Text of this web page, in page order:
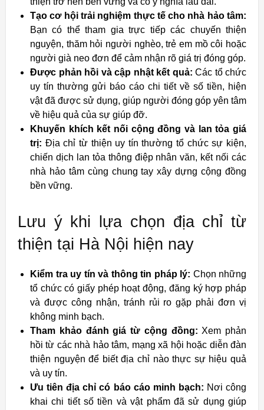
Tạo cơ hội trải nghiệm thực tế cho nhà hảo tâm:
Bạn có thể tham gia trực tiếp các chuyến thiện
nguyện, thăm hỏi người nghèo, trẻ em mồ côi hoặc
người già neo đơn để cảm nhận rõ giá trị đóng góp.
Được phản hồi và cập nhật kết quả: Các tổ chức
uy tín thường gửi báo cáo chi tiết về số tiền, hiện
vật đã được sử dụng, giúp người đóng góp yên tâm
về hiệu quả của sự giúp đỡ.
Khuyến khích kết nối cộng đồng và lan tỏa giá
trị: Địa chỉ từ thiện uy tín thường tổ chức sự kiện,
chiến dịch lan tỏa thông điệp nhân văn, kết nối các
nhà hảo tâm cùng chung tay xây dựng cộng đồng
bền vững.
Lưu ý khi lựa chọn địa chỉ từ
thiện tại Hà Nội hiện nay
Kiểm tra uy tín và thông tin pháp lý: Chọn những
tổ chức có giấy phép hoạt động, đăng ký hợp pháp
và được công nhận, tránh rủi ro gặp phải đơn vị
không minh bạch.
Tham khảo đánh giá từ cộng đồng: Xem phản
hồi từ các nhà hảo tâm, mạng xã hội hoặc diễn đàn
thiện nguyện để biết địa chỉ nào thực sự hiệu quả
và uy tín.
Ưu tiên địa chỉ có báo cáo minh bạch: Nơi công
khai chi tiết số tiền và vật phẩm đã sử dụng giúp